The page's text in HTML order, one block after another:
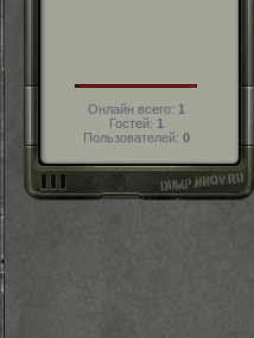
Онлайн всего: 1
Гостей: 1
Пользователей: 0